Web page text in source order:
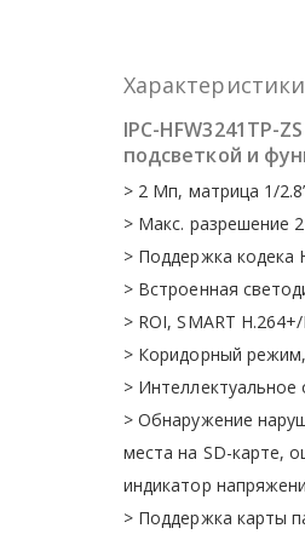
Характеристики
IPC-HFW3241TP-
подсветкой и
> 2 Мп, матрица 1/
> Макс. разрешение
> Поддержка кодека
> Встроенная
> ROI, SMART
> Коридорный
>
> Обнаружение
места на SD-карте,
индикатор
> Поддержка карты